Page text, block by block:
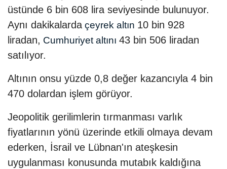
üstünde 6 bin 608 lira seviyesinde bulunuyor.
Aynı dakikalardaçeyrek altın 10 bin 928
liradan, Cumhuriyet altını 43 bin 506 liradan
satılıyor.
Altının onsu yüzde 0,8 değer kazancıyla 4 bin
470 dolardan işlem görüyor.
Jeopolitik gerilimlerin tırmanması varlık
fiyatlarının yönü üzerinde etkili olmaya devam
ederken, İsrail ve Lübnan'ın ateşkesin
uygulanması konusunda mutabık kaldığına